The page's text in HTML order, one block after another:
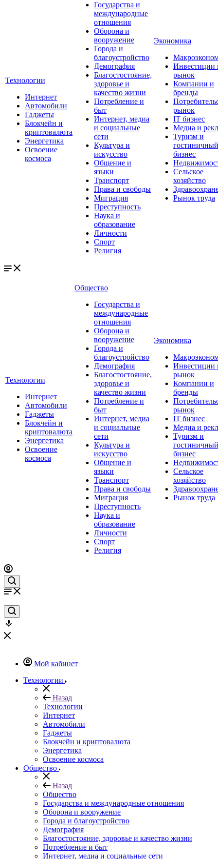
Технологии
Интернет
Автомобили
Гаджеты
Блокчейн и
криптовалюта
Энергетика
Освоение
космоса
Государства и
международные
отношения
Оборона и
вооружение
Города и
благоустройство
Демография
Благостостояние,
здоровье и
качество жизни
Потребление и
быт
Интернет, медиа
и социальные
сети
Культура и
искусство
Общение и
языки
Транспорт
Права и свободы
Миграция
Преступность
Наука и
образование
Личности
Спорт
Религия
Экономика
Инвестиции
рынок
Компании и
бренды
рынок
IT бизнес
Медиа и
Туризм и
гостиничный
бизнес
Сельское
хозяйство
Рынок труда
Технологии
Интернет
Автомобили
Гаджеты
Блокчейн и
криптовалюта
Энергетика
Освоение
космоса
Общество
Государства и
международные
отношения
Оборона и
вооружение
Города и
благоустройство
Демография
Благостостояние,
здоровье и
качество жизни
Потребление и
быт
Интернет, медиа
и социальные
сети
Культура и
искусство
Общение и
языки
Транспорт
Права и свободы
Миграция
Преступность
Наука и
образование
Личности
Спорт
Религия
Экономика
Инвестиции
рынок
Компании и
бренды
рынок
IT бизнес
Медиа и
Туризм и
гостиничный
бизнес
Сельское
хозяйство
Рынок труда
Мой кабинет
Технологии
Назад
Технологии
Интернет
Автомобили
Гаджеты
Блокчейн и криптовалюта
Энергетика
Освоение космоса
Общество
Назад
Общество
Государства и международные отношения
Оборона и вооружение
Города и благоустройство
Демография
Благостостояние, здоровье и качество жизни
Потребление и быт
Интернет, медиа и социальные сети